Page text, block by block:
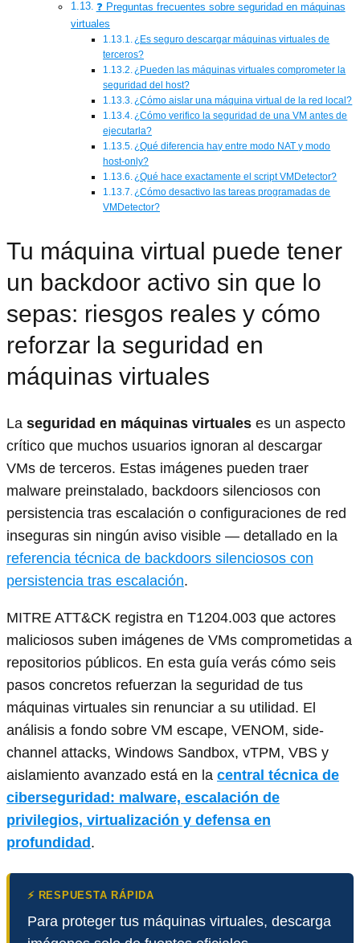
❓ Preguntas frecuentes sobre seguridad en máquinas
virtuales
¿Es seguro descargar máquinas virtuales de
terceros?
¿Pueden las máquinas virtuales comprometer la
seguridad del host?
¿Cómo aislar una máquina virtual de la red local?
¿Cómo verifico la seguridad de una VM antes de
ejecutarla?
¿Qué diferencia hay entre modo NAT y modo
host-only?
¿Qué hace exactamente el script VMDetector?
¿Cómo desactivo las tareas programadas de
VMDetector?
Tu máquina virtual puede tener
un backdoor activo sin que lo
sepas: riesgos reales y cómo
reforzar la seguridad en
máquinas virtuales
La seguridad en máquinas virtuales es un aspecto
crítico que muchos usuarios ignoran al descargar
VMs de terceros. Estas imágenes pueden traer
malware preinstalado, backdoors silenciosos con
persistencia tras escalación o configuraciones de red
inseguras sin ningún aviso visible — detallado en la
referencia técnica de backdoors silenciosos con
persistencia tras escalación.
MITRE ATT&CK registra en T1204.003 que actores
maliciosos suben imágenes de VMs comprometidas a
repositorios públicos. En esta guía verás cómo seis
pasos concretos refuerzan la seguridad de tus
máquinas virtuales sin renunciar a su utilidad. El
análisis a fondo sobre VM escape, VENOM, side-
channel attacks, Windows Sandbox, vTPM, VBS y
aislamiento avanzado está en la central técnica de
ciberseguridad: malware, escalación de
privilegios, virtualización y defensa en
profundidad.
⚡ RESPUESTA RÁPIDA
Para proteger tus máquinas virtuales, descarga